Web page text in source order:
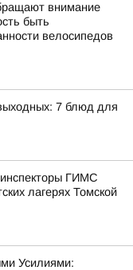
внимание
быть
велосипедов
7 блюд для
ГИМС
лагерях Томской
Усилиями: